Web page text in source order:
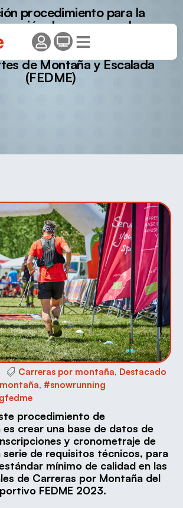
procedimiento para la
de empresas de
en pruebas deportivas co-
por la Federación Española
de Montaña y Escalada
(FEDME)
Carreras por montaña, Destacado
, #snowrunning
procedimiento de
crear una base de datos de
y cronometraje de
serie de requisitos técnicos, para
mínimo de calidad en las
de Carreras por Montaña del
FEDME 2023.